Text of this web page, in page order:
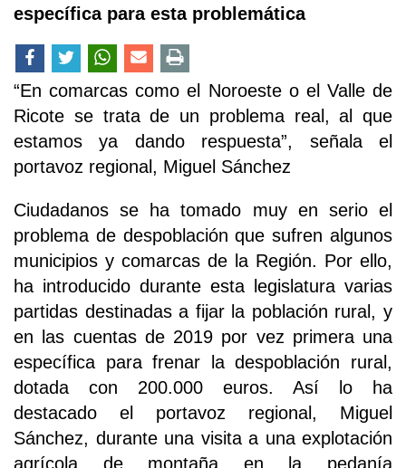
específica para esta problemática
“En comarcas como el Noroeste o el Valle de
Ricote se trata de un problema real, al que
estamos ya dando respuesta”, señala el
portavoz regional, Miguel Sánchez
Ciudadanos se ha tomado muy en serio el
problema de despoblación que sufren algunos
municipios y comarcas de la Región. Por ello,
ha introducido durante esta legislatura varias
partidas destinadas a fijar la población rural, y
en las cuentas de 2019 por vez primera una
específica para frenar la despoblación rural,
dotada con 200.000 euros. Así lo ha
destacado el portavoz regional, Miguel
Sánchez, durante una visita a una explotación
agrícola de montaña en la pedanía